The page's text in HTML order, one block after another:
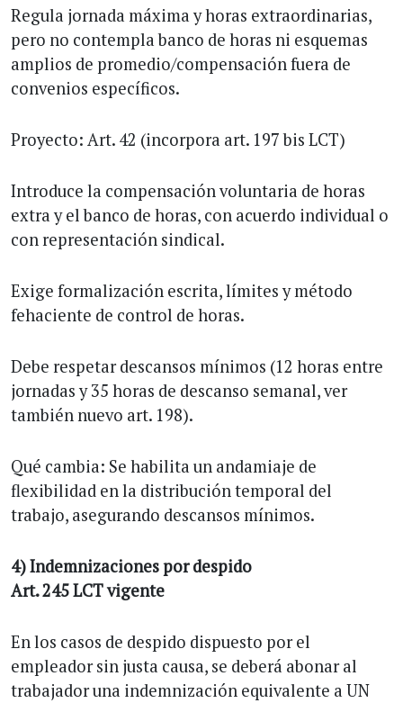
Regula jornada máxima y horas extraordinarias,
pero no contempla banco de horas ni esquemas
amplios de promedio/compensación fuera de
convenios específicos.
Proyecto: Art. 42 (incorpora art. 197 bis LCT)
Introduce la compensación voluntaria de horas
extra y el banco de horas, con acuerdo individual o
con representación sindical.
Exige formalización escrita, límites y método
fehaciente de control de horas.
Debe respetar descansos mínimos (12 horas entre
jornadas y 35 horas de descanso semanal, ver
también nuevo art. 198).
Qué cambia: Se habilita un andamiaje de
flexibilidad en la distribución temporal del
trabajo, asegurando descansos mínimos.
4) Indemnizaciones por despido
Art. 245 LCT vigente
En los casos de despido dispuesto por el
empleador sin justa causa, se deberá abonar al
trabajador una indemnización equivalente a UN